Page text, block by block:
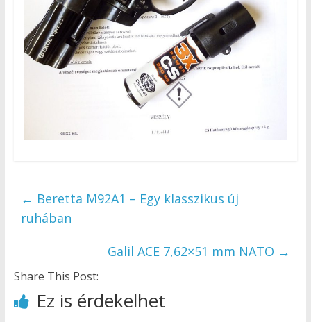
← Beretta M92A1 – Egy klasszikus új
ruhában
Galil ACE 7,62×51 mm NATO →
Share This Post:
Ez is érdekelhet